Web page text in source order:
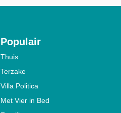
Populair
Thuis
Terzake
Villa Politica
Met Vier in Bed